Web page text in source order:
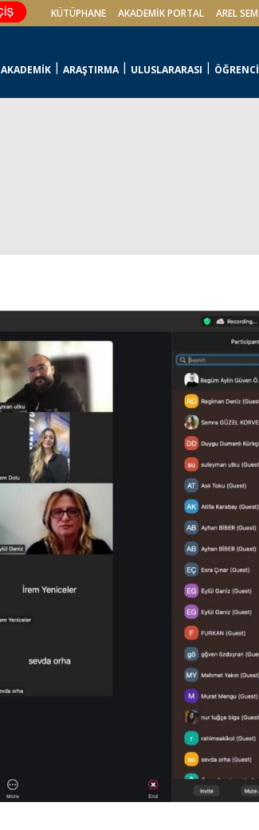
KÜTÜPHANE AKADEMİK PORTAL AREL SEM
AKADEMİK ARAŞTIRMA ULUSLARARASI ÖĞRENCİ